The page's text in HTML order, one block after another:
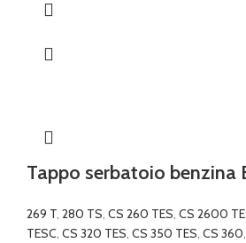
Tappo serbatoio benzina
269 T, 280 TS, CS 260 TES, CS 2600
TESC, CS 320 TES, CS 350 TES, CS 360,